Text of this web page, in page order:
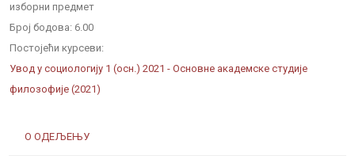
О ОДЕЉЕЊУ
изборни предмет
Број бодова: 6.00
Постојећи курсеви:
Увод у социологију 1 (осн.) 2021 - Основне академске студије
филозофије (2021)